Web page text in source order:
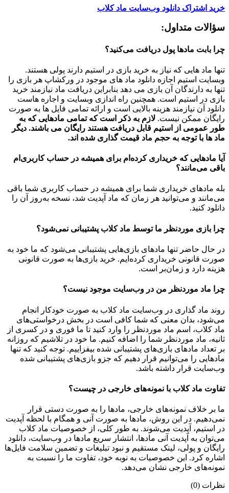
خرید اشتراک دانلود وب‌سایت ماد کلاب
سؤالات متداول:
چرا بابت مادها پول دریافت می‌کنید؟
تنها ماد هایی که نیاز به خرید بازی در استیم دارند پولی هستند.
وبسایت استیم اجازه دانلود ماد های موجود در ورکشاپ هر بازی را
تنها به دارندگان آن بازی می دهد بنابراین دریافت ماد نیازمند خرید
بازی در استیم است. همچنین راه اندازی وبسایت و اجاره هاست
دانلود آن نیازمند هزینه بالایی است و ارائه تمامی فایل ها به صورت
رایگان ممکن نیست. لازم به ذکر است که تمامی مادهایی که به
طور عمومی از استیم قابل دریافت هستند رایگان می باشند. دیگر
ماد ها با توجه به حجم ماد قیمت گذاری شده اند.
آیا مادهایی که خریداری کرده‌ام برای همیشه در حساب‌ کاربری‌ام
باقی می‌مانند؟
بله مادهای خریداری شما برای همیشه در حساب کاربری شما باقی
می‌مانند و می‌توانید هر زمان که ماد آپدیت شد، نسخه به‌روز آن را
دانلود کنید.
چرا بازی موردنظر ما توسط ماد کلاب پشتیبانی نمی‌شود؟
در حال حاضر تنها مادهای بازی‌هایی پشتیبانی می‌شود که ما خود به
صورت قانونی خریداری کرده‌ایم. خرید بازی‌ها به صورت قانونی
هزینه دارد و زمان‌بر است.
چرا ماد موردنظر من در وب‌سایت موجود نیست؟
روند ماد گذاری در وب‌سایت ماد کلاب به صورت خودکار انجام
می‌شود، بدان معنی که شما کافی است در بخش درخواستی‌های
ماد کلاب، اسم ماد موردنظر را وارد کنید تا ما فوری و در کسری از
ثانیه، ماد موردنظر شما را اضافه کنیم. ما خود در تلاشیم که روزانه
بر تعداد مادهای بازی‌های پشتیبانی شده بیفزاییم. توجه کنید که تنها
مادهایی را می‌توانیم قرار دهیم که جزو بازی‌های پشتیبانی شده
وب‌سایت قرار داشته باشد.
تفاوت ماد کلاب با نمونه‌های خارجی در چیست؟
ما بر خلاف نمونه‌های خارجی، مادها را به صورت دستی قرار
نمی‌دهیم. در این روش، مادها به صورت آنی و همگام با لحظه آپدیت
در استیم، آپدیت می‌شوند. به طور کلی، از خصوصیات ماد کلاب
می‌‌توان به آپدیت آنی مادها، انتشار سریع مادها در وب‌سایت، دانلود
رایگان و پولی، لینک مستقیم و نبود تبلیغات و تضمین سلامت فایل‌ها
اشاره کرد. این خصوصیات به نوبه خود، تفاوت ما را نسبت به
نمونه‌های خارجی نشان می‌دهد.
نظرات (0)